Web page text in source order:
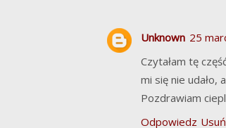
Unknown 25
Czytałam tę
mi się nie udało,
Pozdrawiam
Odpowiedz Usuń